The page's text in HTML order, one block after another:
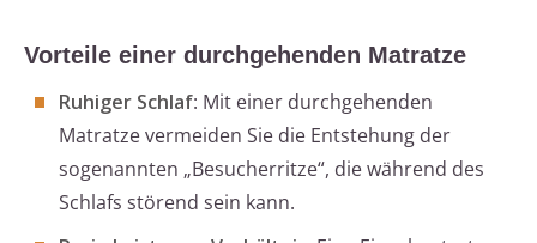
Vorteile einer durchgehenden Matratze
Ruhiger Schlaf: Mit einer durchgehenden
Matratze vermeiden Sie die Entstehung der
sogenannten „Besucherritze“, die während des
Schlafs störend sein kann.